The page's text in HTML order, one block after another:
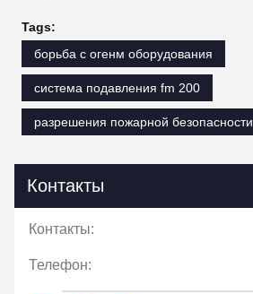
Tags:
борьба с огенм оборудования
система подавления fm 200
разрешения пожарной безопасности
Контакты
Контакты:
Телефон: